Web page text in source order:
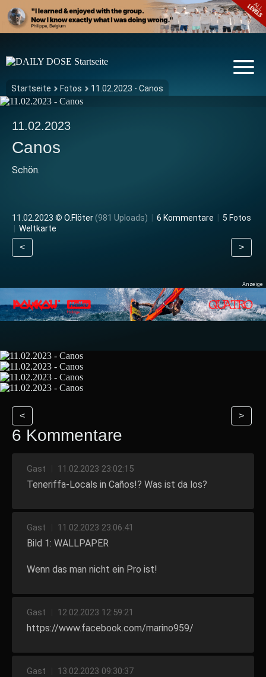
Startseite Fotos 11.02.2023 - Canos
11.02.2023
Canos
Schön.
11.02.2023 © O.Flöter(981 Uploads) 6 Kommentare
5 Fotos
Weltkarte
< >
< >
6 Kommentare
Gast 11.02.2023 23:02:15
Teneriffa-Locals in Caños!? Was ist da los?
Gast 11.02.2023 23:06:41
Bild 1: WALLPAPER
Wenn das man nicht ein Pro ist!
Gast 12.02.2023 12:59:21
https://www.facebook.com/marino959/
Gast 13.02.2023 09:30:37